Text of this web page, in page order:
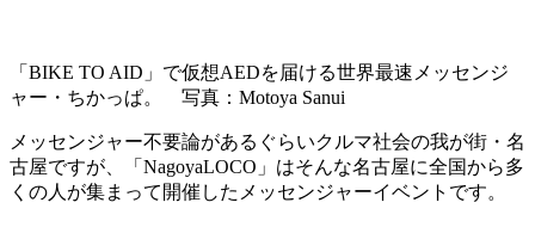
「BIKE TO AID」で仮想AEDを届ける世界最速メッセンジ
ャー・ちかっぱ。 写真：Motoya Sanui
メッセンジャー不要論があるぐらいクルマ社会の我が街・名
古屋ですが、「NagoyaLOCO」はそんな名古屋に全国から多
くの人が集まって開催したメッセンジャーイベントです。